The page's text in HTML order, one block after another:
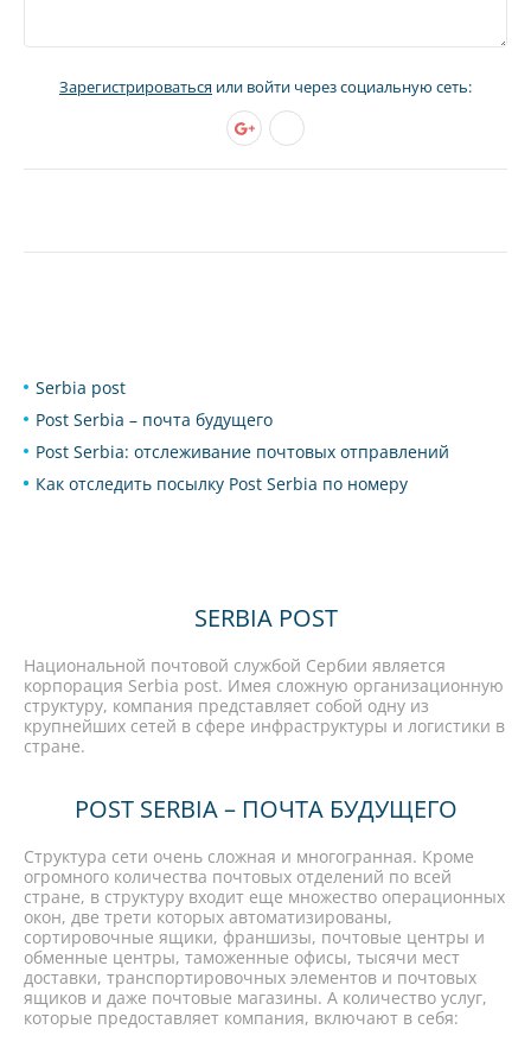
Зарегистрироваться или войти через социальную сеть:
Serbia post
Post Serbia – почта будущего
Post Serbia: отслеживание почтовых отправлений
Как отследить посылку Post Serbia по номеру
SERBIA POST
Национальной почтовой службой Сербии является
корпорация Serbia post. Имея сложную организационную
структуру, компания представляет собой одну из
крупнейших сетей в сфере инфраструктуры и логистики в
стране.
POST SERBIA – ПОЧТА БУДУЩЕГО
Структура сети очень сложная и многогранная. Кроме
огромного количества почтовых отделений по всей
стране, в структуру входит еще множество операционных
окон, две трети которых автоматизированы,
сортировочные ящики, франшизы, почтовые центры и
обменные центры, таможенные офисы, тысячи мест
доставки, транспортировочных элементов и почтовых
ящиков и даже почтовые магазины. А количество услуг,
которые предоставляет компания, включают в себя: